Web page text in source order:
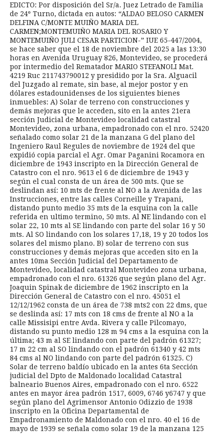
EDICTO: Por disposición del Sr/a. Juez Letrado de Familia
de 24º Turno, dictada en autos: “ALDAO BELOSO CARMEN
DELFINA C/MONTE MUIÑO MARIA DEL
CARMEN;MONTEMUIÑO MARIA DEL ROSARIO Y
MONTEMUIÑO JULI CESAR PARTICION-” IUE 65-447/2004,
se hace saber que el 18 de noviembre del 2025 a las 13:30
horas en Avenida Uruguay 826, Montevideo, se procederá
por intermedio del Rematador MARIO STEFANOLI Mat.
4219 Ruc 211743790012 y presidido por la Sra. Alguacil
del Juzgado al remate, sin base, al mejor postor y en
dólares estadounidenses de los siguientes bienes
inmuebles: A) Solar de terreno con construcciones y
demás mejoras que le acceden, sito en la antes 21era
sección Judicial de Montevideo localidad catastral
Montevideo, zona urbana, empadronado con el nro. 52420
señalado como solar 21 de la manzana G del plano del
Ingeniero Raul Regules de noviembre de 1924 del que
expidió copia parcial el Agr. Omar Paganini Rocamora en
diciembre de 1943 inscripto en la Dirección General de
Catastro con el nro. 9613 el 6 de diciembre de 1943 y
según el cual consta de un área de 500 mts. Que se
deslindan así: 10 mts de frente al NO a la Avenida de las
Instrucciones, entre las calles Corneille y Trapani,
distando punto medio 35 mts de la esquina con la calle
referida en ultimo termino, 50 mts. Al NE lindando con el
solar 22, 10 mts al SE lindando con parte del solar 16 y 50
mts. Al SO lindando con los solares 17,18, 19 y 20 todos los
solares del mismo plano. B) solar de terreno con sus
construcciones y demás mejoras que acceden sito en la
antes 10ma Sección Judicial del Departamento de
Montevideo, localidad catastral Montevideo zona urbana,
empadronado con el nro. 61326 que según plano del Agr.
Joaquin Spinak de diciembre de 1962 inscripto en la
Dirección General de Catastro con el nro. 45051 el
12/12/1962 consta de un área de 738 mts2 con 22 dms, que
se deslinda así: 17 mts con 18 cms de frente al NO a la
calle Missisipi entre Avda. Rivera y calle Pilcomayo,
distando su punto medio 128 m 94 cms a la esquina con la
última; 43 m al SE lindando con parte del padrón 61327;
17 m 22 cm al SO lindando con el padrón 61340 y 42 mts
84 cms al NO lindando con parte del padrón 61325. C)
Solar de terreno baldío ubicado en la antes 6ta Sección
judicial del Dpto de Maldonado localidad Catastral
balneario Buenos Aires, empadronado con el nro. 6522
antes en mayor área padrón 1517, 6009, 6746 y6747 y que
según plano del Agrimensor Antonio Odizzio de 1938
inscripto en la Oficina Departamental de
Empadronamiento de Maldonado con el nro. 40 el 16 de
mayo de 1939 se señala como solar 19 de la manzana 125